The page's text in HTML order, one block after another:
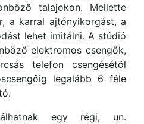
talajokon. Mellette
a karral ajtónyikorgást, a
lehet imitálni. A stúdió
elektromos csengők,
telefon csengésétől
legalább 6 féle
egy régi, un.